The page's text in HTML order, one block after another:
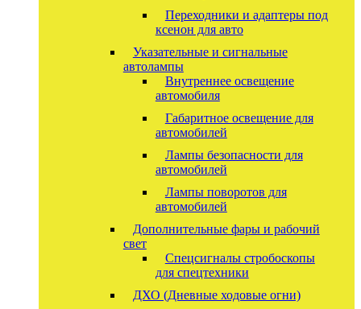
Переходники и адаптеры под
ксенон для авто
Указательные и сигнальные
автолампы
Внутреннее освещение
автомобиля
Габаритное освещение для
автомобилей
Лампы безопасности для
автомобилей
Лампы поворотов для
автомобилей
Дополнительные фары и рабочий
свет
Спецсигналы стробоскопы
для спецтехники
ДХО (Дневные ходовые огни)